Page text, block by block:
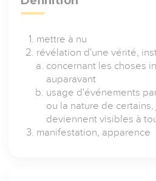
mettre à nu
révélation d'une vérité,
concernant les choses
auparavant
usage d'événements
ou la nature de
deviennent visibles à
manifestation, apparence